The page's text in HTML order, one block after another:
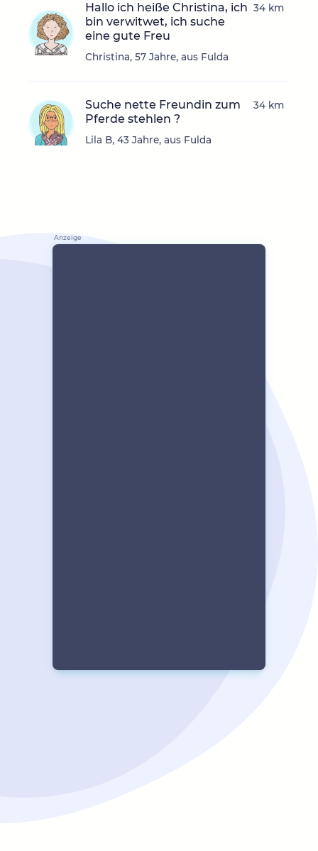
Hallo ich heiße Christina, ich
bin verwitwet, ich suche
eine gute Freu
Christina, 57 Jahre, aus Fulda
34 km
Suche nette Freundin zum
Pferde stehlen ?
Lila B, 43 Jahre, aus Fulda
34 km